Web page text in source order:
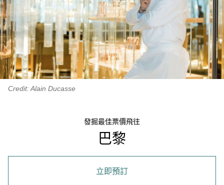
Credit: Alain Ducasse
發掘最佳票價飛往
巴黎
立即預訂